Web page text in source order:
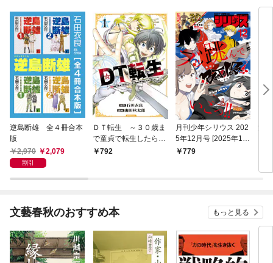
逆島断雄 全４冊合本
版
2,970
2,079
割引
ＤＴ転生 ～３０歳ま
で童貞で転生したら、
史上最強の魔法使いに
792
月刊少年シリウス 202
5年12月号 [2025年10
月24日発売]
779
池
文藝春秋のおすすめ本 もっと見る